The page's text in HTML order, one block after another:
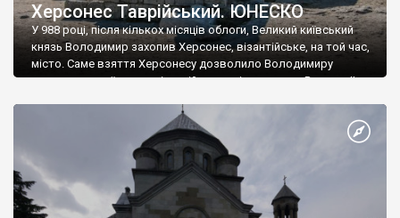
Херсонес Таврійський. ЮНЕСКО
У 988 році, після кількох місяців облоги, Великий київський
князь Володимир захопив Херсонес, візантійське, на той час,
місто. Саме взяття Херсонесу дозволило Володимиру
диктувати свої умови візантійському імператору Василю ІІ, та
Херсонесі Володимир-язичник, став Василем-християнином.
А потім було Хрещення Русі. На честь Херсонесу Таврійського